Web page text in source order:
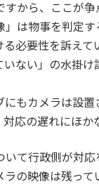
から、ここが争
は物事を判定す
必要性を訴えて
ない」の水掛
もカメラは設置
応の遅れにほか
て行政側が対応
の映像は残って